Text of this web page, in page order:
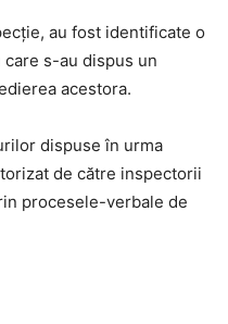
au fost identificate o
s-au dispus un
acestora.
dispuse în urma
de către inspectorii
procesele-verbale de